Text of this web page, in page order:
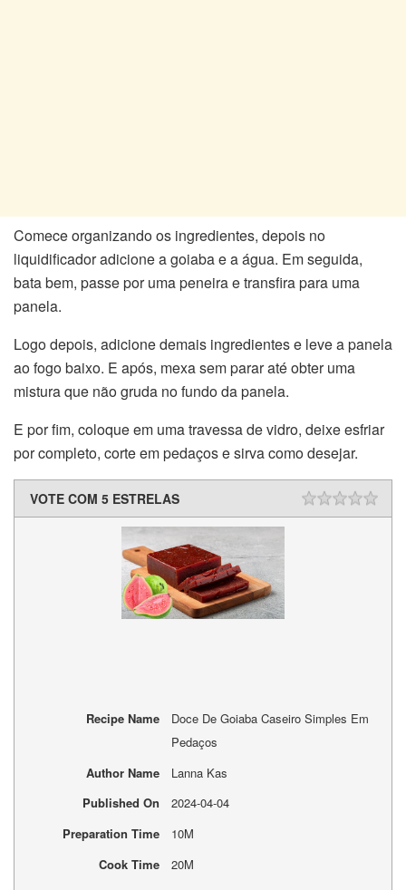
Comece organizando os ingredientes, depois no
liquidificador adicione a goiaba e a água. Em seguida,
bata bem, passe por uma peneira e transfira para uma
panela.
Logo depois, adicione demais ingredientes e leve a panela
ao fogo baixo. E após, mexa sem parar até obter uma
mistura que não gruda no fundo da panela.
E por fim, coloque em uma travessa de vidro, deixe esfriar
por completo, corte em pedaços e sirva como desejar.
VOTE COM 5 ESTRELAS
Recipe Name
Doce De Goiaba Caseiro Simples Em
Pedaços
Author Name
Lanna Kas
Published On
2024-04-04
Preparation Time
10M
Cook Time
20M